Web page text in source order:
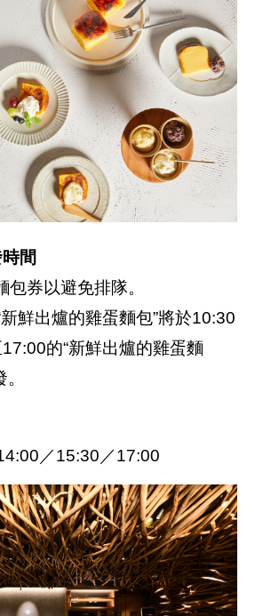
間
券以避免排隊。
鮮出爐的雞蛋麵包”將於10:30
的“新鮮出爐的雞蛋麵
／15:30／17:00